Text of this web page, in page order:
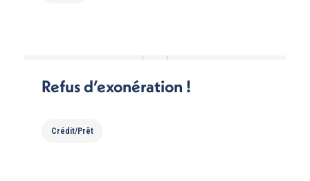
Refus d’exonération !
Crédit/Prêt